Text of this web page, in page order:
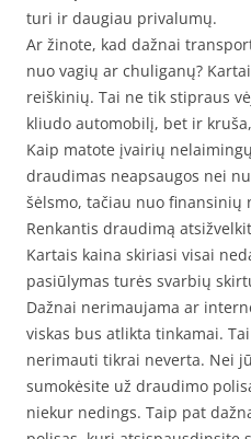
turi ir daugiau privalumų.
Ar žinote, kad dažnai
nuo vagių ar chuliganų?
reiškinių. Tai ne tik stipraus
kliudo automobilį, bet ir
Kaip matote įvairių
draudimas neapsaugos nei
šėlsmo, tačiau nuo finansinių
Renkantis draudimą
Kartais kaina skiriasi visai
pasiūlymas turės svarbių
Dažnai nerimaujama ar
viskas bus atlikta tinkamai.
nerimauti tikrai neverta. Nei
sumokėsite už draudimo
niekur nedings. Taip pat